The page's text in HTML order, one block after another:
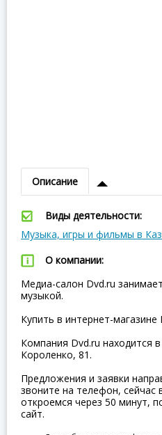
Описание
Виды деятельности:
Музыка, игры и фильмы в
О компании:
Медиа-салон Dvd.ru
музыкой.
Купить в интернет-
Компания Dvd.ru находится
Короленко, 81.
Предложения и заявки
звоните на телефон, сейчас
откроемся через 50 минут,
сайт.